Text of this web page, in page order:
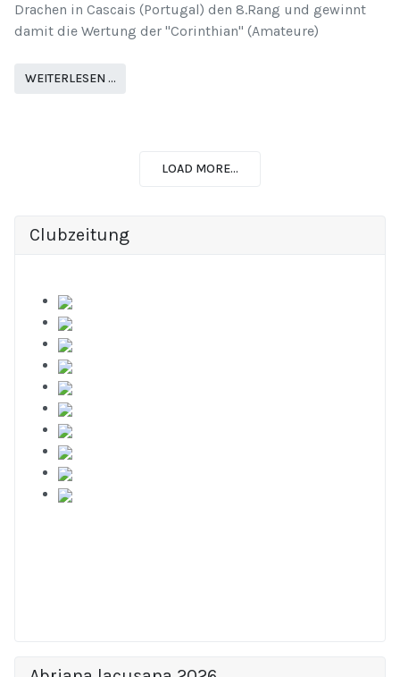
Drachen in Cascais (Portugal) den 8.Rang und gewinnt
damit die Wertung der "Corinthian" (Amateure)
WEITERLESEN …
LOAD MORE...
Clubzeitung